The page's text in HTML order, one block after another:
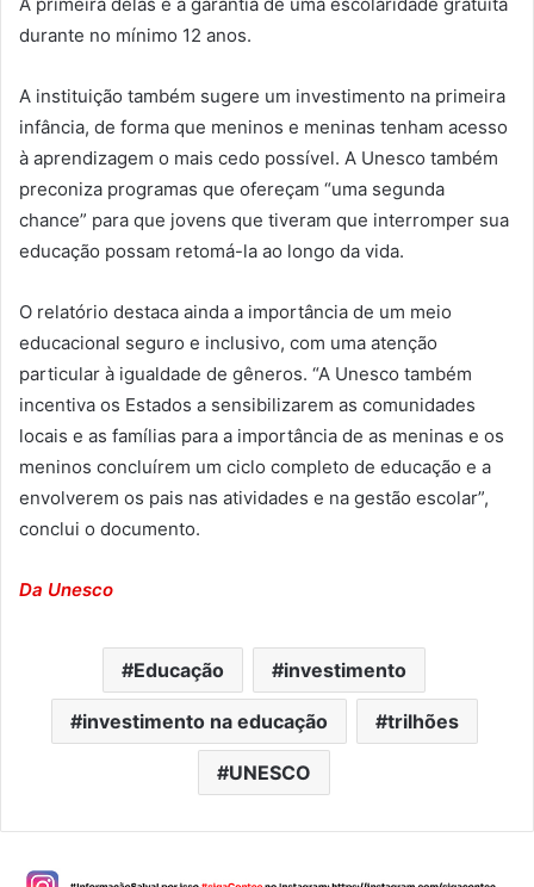
A primeira delas é a garantia de uma escolaridade gratuita
durante no mínimo 12 anos.
A instituição também sugere um investimento na primeira
infância, de forma que meninos e meninas tenham acesso
à aprendizagem o mais cedo possível. A Unesco também
preconiza programas que ofereçam “uma segunda
chance” para que jovens que tiveram que interromper sua
educação possam retomá-la ao longo da vida.
O relatório destaca ainda a importância de um meio
educacional seguro e inclusivo, com uma atenção
particular à igualdade de gêneros. “A Unesco também
incentiva os Estados a sensibilizarem as comunidades
locais e as famílias para a importância de as meninas e os
meninos concluírem um ciclo completo de educação e a
envolverem os pais nas atividades e na gestão escolar”,
conclui o documento.
Da Unesco
Educação investimento
investimento na educação trilhões
UNESCO